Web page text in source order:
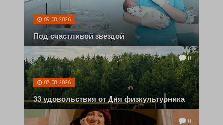
09.08.2026
Под счастливой звездой
0
07.08.2026
33 удовольствия от Дня физкультурника
0